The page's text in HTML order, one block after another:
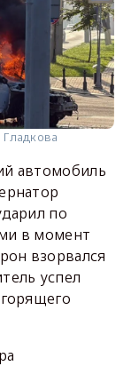
автомобиль
по
в момент
взорвался
успел